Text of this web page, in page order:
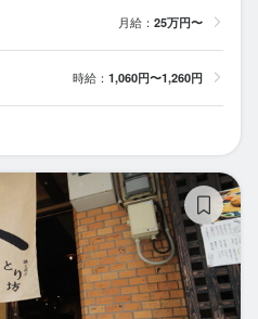
月給： 25万円〜
時給： 1,060円〜1,260円